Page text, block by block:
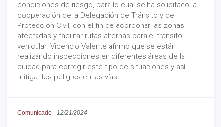
condiciones de riesgo, para lo cual se ha solicitado la
cooperación de la Delegación de Tránsito y de
Protección Civil, con el fin de acordonar las zonas
afectadas y facilitar rutas alternas para el tránsito
vehicular. Vicencio Valente afirmó que se están
realizando inspecciones en diferentes áreas de la
ciudad para corregir este tipo de situaciones y así
mitigar los peligros en las vías.
Comunicado - 12/21/2024